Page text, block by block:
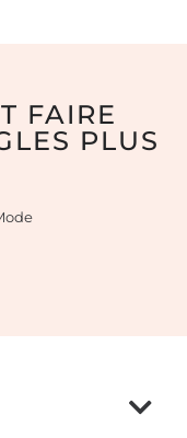
FAIRE
PLUS